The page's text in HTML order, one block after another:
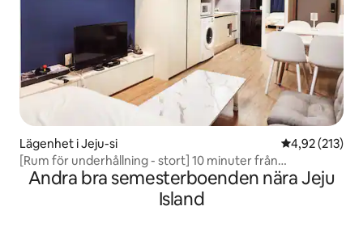
Lägenhet i Jeju-si 4,92 av 5 i
4,92 (213)
[Rum för underhållning - stort] 10 minuter från
flygplatsen#5 minuter från
Dongmunmarknaden#Obegränsat med
vatten#Netflix.YouTube+gratis parkering~
Andra bra semesterboenden nära Jeju
Island